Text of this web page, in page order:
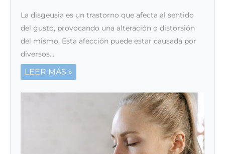
La disgeusia es un trastorno que afecta al sentido
del gusto, provocando una alteración o distorsión
del mismo. Esta afección puede estar causada por
diversos…
LEER MÁS »